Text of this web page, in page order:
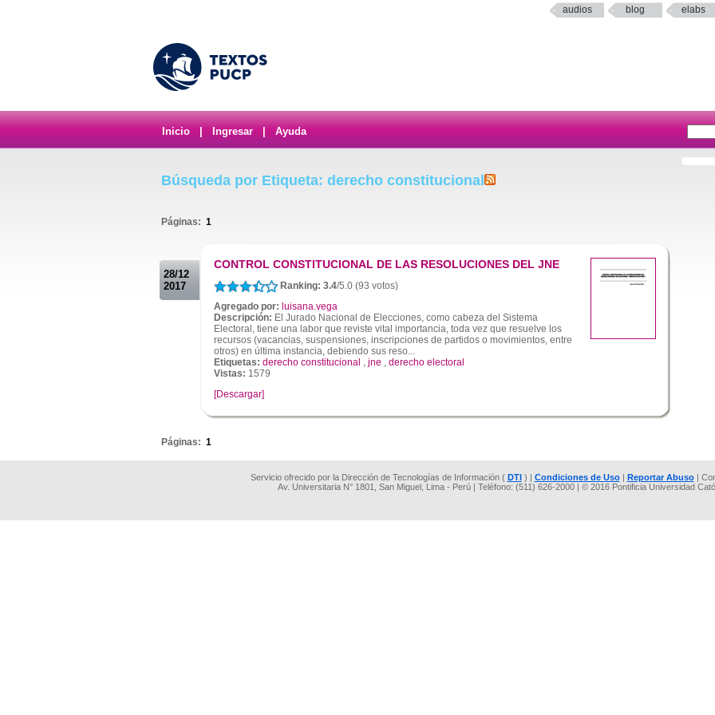
audios blog elabs
Inicio Ingresar Ayuda
Búsqueda por Etiqueta: derecho constitucional
Páginas: 1
28/12
2017
CONTROL CONSTITUCIONAL DE LAS RESOLUCIONES DEL JNE
Ranking: 3.4/5.0 (93 votos)
Agregado por: luisana.vega
Descripción: El Jurado Nacional de Elecciones, como cabeza del Sistema
Electoral, tiene una labor que reviste vital importancia, toda vez que resuelve los
recursos (vacancias, suspensiones, inscripciones de partidos o movimientos, entre
otros) en última instancia, debiendo sus reso...
Etiquetas: derecho constitucional , jne , derecho electoral
Vistas: 1579
[Descargar]
Páginas: 1
Servicio ofrecido por la Dirección de Tecnologías de Información ( DTI) | Condiciones de Uso| Reportar Abuso|
Av. Universitaria N° 1801, San Miguel, Lima - Perú | Teléfono: (511) 626-2000 | © 2016 Pontificia Universidad